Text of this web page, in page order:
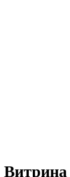
Витрина